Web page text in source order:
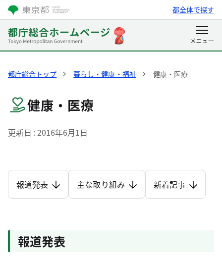
都全体で探す
都庁総合トップ 暮らし・健康・福祉 健康・医療
健康・医療
更新日 2016年6月1日
報道発表 主な取り組み 新着記事
報道発表